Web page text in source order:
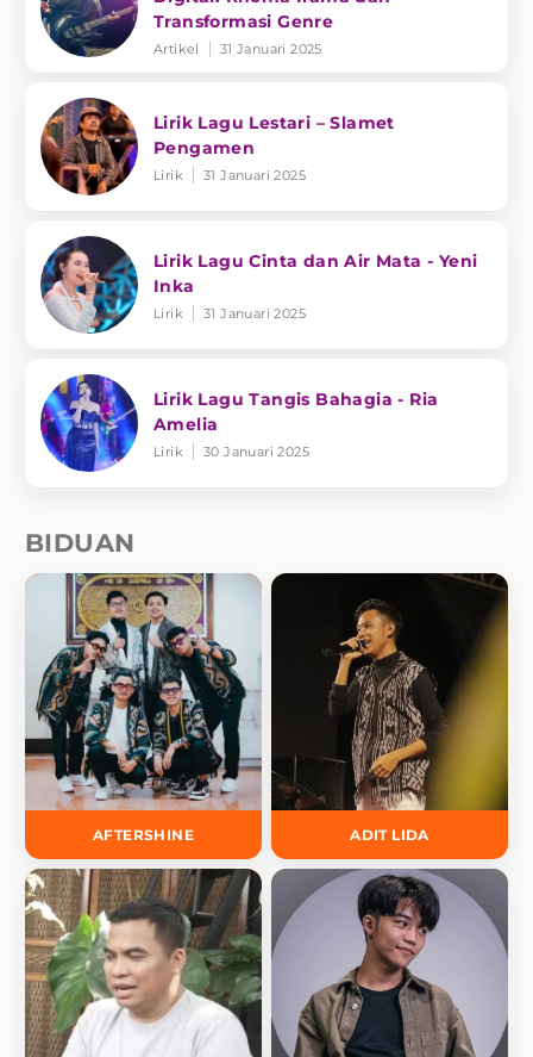
Transformasi Genre
Artikel 31 Januari 2025
Lirik Lagu Lestari – Slamet
Pengamen
Lirik 31 Januari 2025
Lirik Lagu Cinta dan Air Mata - Yeni
Inka
Lirik 31 Januari 2025
Lirik Lagu Tangis Bahagia - Ria
Amelia
Lirik 30 Januari 2025
BIDUAN
AFTERSHINE ADIT LIDA